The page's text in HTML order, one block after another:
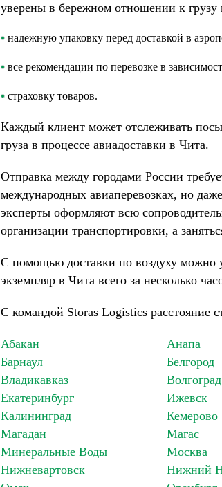
уверены в бережном отношении к грузу
надежную упаковку перед доставкой в
все рекомендации по перевозке в
страховку товаров.
Каждый клиент может отслеживать
груза в процессе авиадоставки в Чита.
Отправка между городами России
международных авиаперевозках, но
эксперты оформляют всю
организации транспортировки, а
С помощью доставки по воздуху можно
экземпляр в Чита всего за несколько
С командой Storas Logistics расстояние
Абакан Анапа
Барнаул
Белгород
Владикавказ
Волгоград
Екатеринбург
Ижевск
Калининград
Кемерово
Магадан
Магас
Минеральные Воды
Москва
Нижневартовск
Нижний